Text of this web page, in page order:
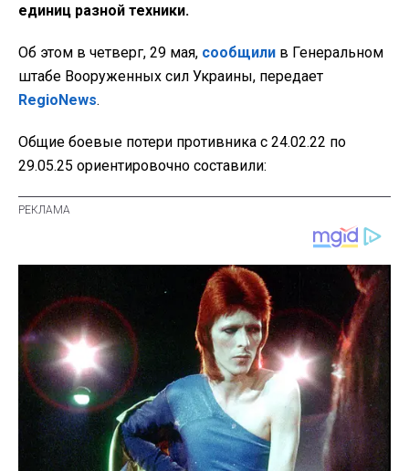
единиц разной техники.
Об этом в четверг, 29 мая, сообщили в Генеральном
штабе Вооруженных сил Украины, передает
RegioNews.
Общие боевые потери противника с 24.02.22 по
29.05.25 ориентировочно составили: